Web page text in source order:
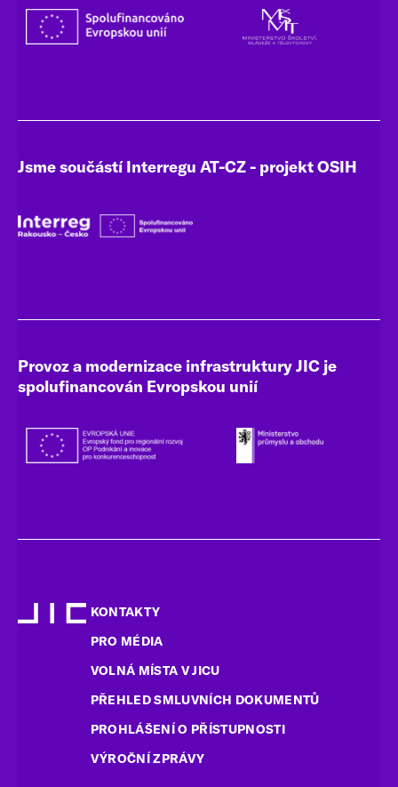
Jsme součástí Interregu AT-CZ - projekt OSIH
Provoz a modernizace infrastruktury JIC je
spolufinancován Evropskou unií
KONTAKTY
PRO MÉDIA
VOLNÁ MÍSTA V JICU
PŘEHLED SMLUVNÍCH DOKUMENTŮ
PROHLÁŠENÍ O PŘÍSTUPNOSTI
VÝROČNÍ ZPRÁVY